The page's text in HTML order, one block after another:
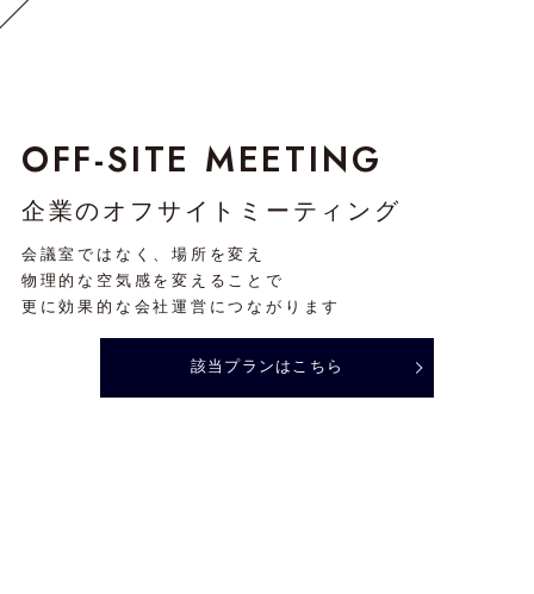
OFF-SITE MEETING
企業のオフサイトミーティング
会議室ではなく、場所を変え
物理的な空気感を変えることで
更に効果的な会社運営につながります
該当プランはこちら